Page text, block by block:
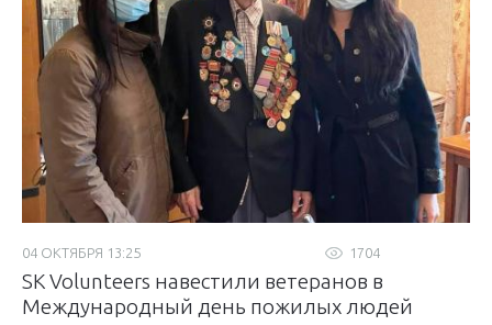
1704
04 ОКТЯБРЯ 13:25
SK Volunteers навестили ветеранов в
Международный день пожилых людей